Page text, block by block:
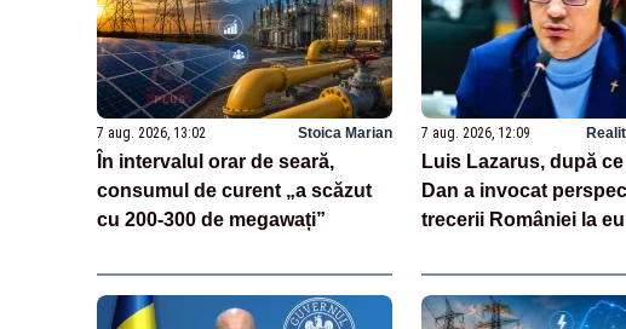
7 aug. 2026, 13:02 Stoica Marian
În intervalul orar de seară,
consumul de curent „a scăzut
cu 200-300 de megawați”
7 aug. 2026, 12:09
Luis Lazarus, după
Dan a invocat
trecerii României la
suveranitate”